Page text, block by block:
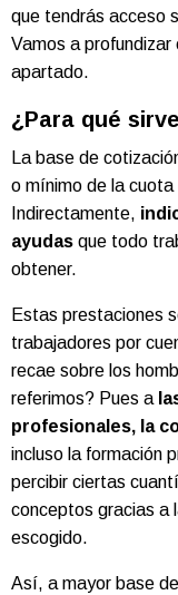
que tendrás acceso
Vamos a
apartado.
¿Para qué
La base de
o mínimo de la
Indirectamente,
ayudas que todo
obtener.
Estas prestaciones
trabajadores por
recae sobre los
referimos? Pues a
profesionales, la
incluso la formación
percibir ciertas
conceptos gracias a
escogido.
Así, a mayor base